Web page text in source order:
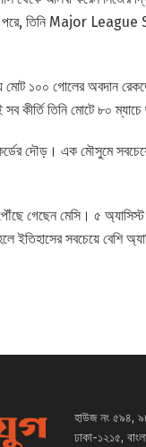
পরে, তিনি Major
মোট ১০০ গোলের অবদান
কীর্তি তিনি মোটে ৮০
দৌড়। এক মৌসুমে
গেছেন মেসি। ৫
সবচেয়ে বেশি
হাউজ নং ৫৯৪,
ঢাকা-১২১৫,